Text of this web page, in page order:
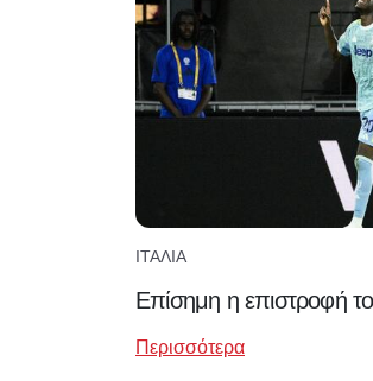
ΙΤΑΛΊΑ
Επίσημη η επιστροφή
Περισσότερα